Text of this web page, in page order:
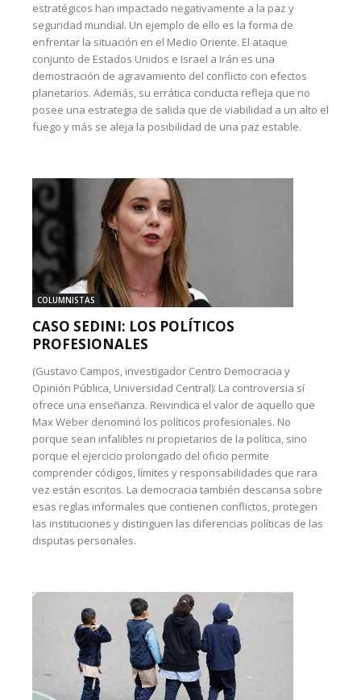
estratégicos han impactado negativamente a la paz y
seguridad mundial. Un ejemplo de ello es la forma de
enfrentar la situación en el Medio Oriente. El ataque
conjunto de Estados Unidos e Israel a Irán es una
demostración de agravamiento del conflicto con efectos
planetarios. Además, su errática conducta refleja que no
posee una estrategia de salida que de viabilidad a un alto el
fuego y más se aleja la posibilidad de una paz estable.
COLUMNISTAS
CASO SEDINI: LOS POLÍTICOS
PROFESIONALES
(Gustavo Campos, investigador Centro Democracia y
Opinión Pública, Universidad Central): La controversia sí
ofrece una enseñanza. Reivindica el valor de aquello que
Max Weber denominó los políticos profesionales. No
porque sean infalibles ni propietarios de la política, sino
porque el ejercicio prolongado del oficio permite
comprender códigos, límites y responsabilidades que rara
vez están escritos. La democracia también descansa sobre
esas reglas informales que contienen conflictos, protegen
las instituciones y distinguen las diferencias políticas de las
disputas personales.